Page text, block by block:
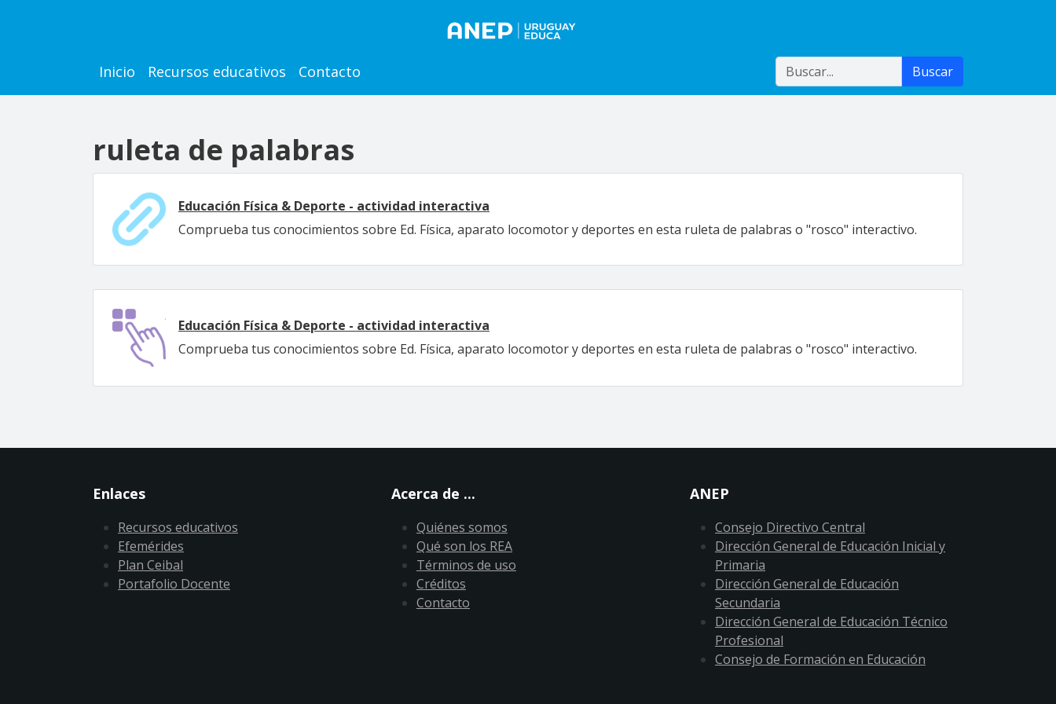
Main navigation
Inicio Recursos educativos Contacto Buscar Buscar
ruleta de palabras
Educación Física & Deporte - actividad interactiva
Comprueba tus conocimientos sobre Ed. Física, aparato locomotor y deportes en esta ruleta de palabras o "rosco" interactivo.
Educación Física & Deporte - actividad interactiva
Comprueba tus conocimientos sobre Ed. Física, aparato locomotor y deportes en esta ruleta de palabras o "rosco" interactivo.
Enlaces
Recursos educativos
Efemérides
Plan Ceibal
Portafolio Docente
Acerca de ...
Quiénes somos
Qué son los REA
Términos de uso
Créditos
Contacto
ANEP
Consejo Directivo Central
Dirección General de Educación Inicial y
Primaria
Dirección General de Educación
Secundaria
Dirección General de Educación Técnico
Profesional
Consejo de Formación en Educación